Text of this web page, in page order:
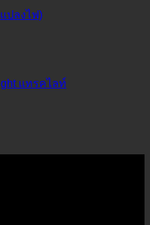
ปลงไฟ)
แทรคไลท์